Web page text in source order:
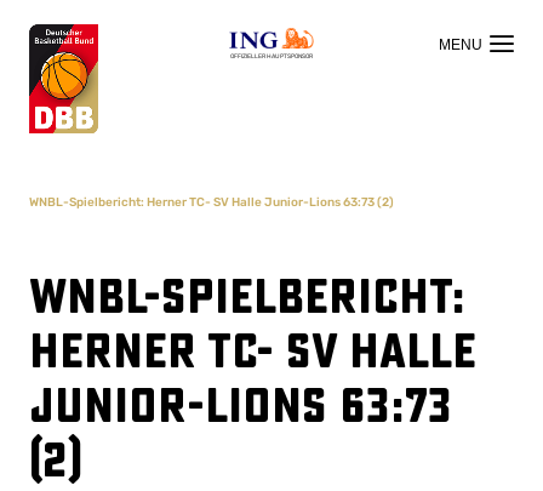
OFFIZIELLER HAUPTSPONSOR
WNBL-Spielbericht: Herner TC- SV Halle Junior-Lions 63:73 (2)
WNBL-Spielbericht:
Herner TC- SV Halle
Junior-Lions 63:73
(2)